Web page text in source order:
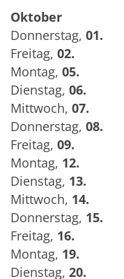
Oktober
Donnerstag, 01.
Freitag, 02.
Montag, 05.
Dienstag, 06.
Mittwoch, 07.
Donnerstag, 08.
Freitag, 09.
Montag, 12.
Dienstag, 13.
Mittwoch, 14.
Donnerstag, 15.
Freitag, 16.
Montag, 19.
Dienstag, 20.